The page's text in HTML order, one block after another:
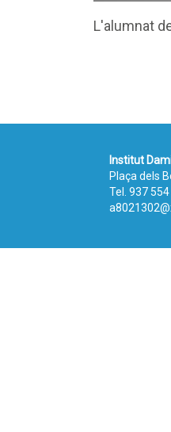
L'alumnat
Institut
Plaça dels
Tel. 937 554